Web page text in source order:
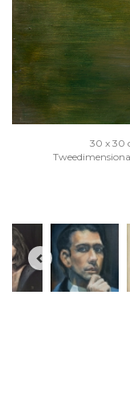
30 x 30